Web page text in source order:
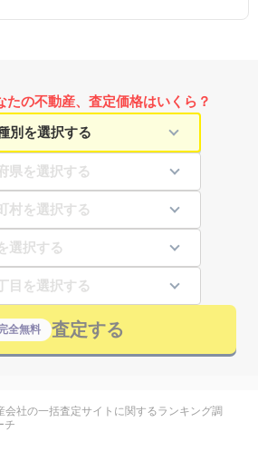
たの不動産、査定価格はいくら？
全無料 査定する
社の一括査定サイトに関するランキング調
チ